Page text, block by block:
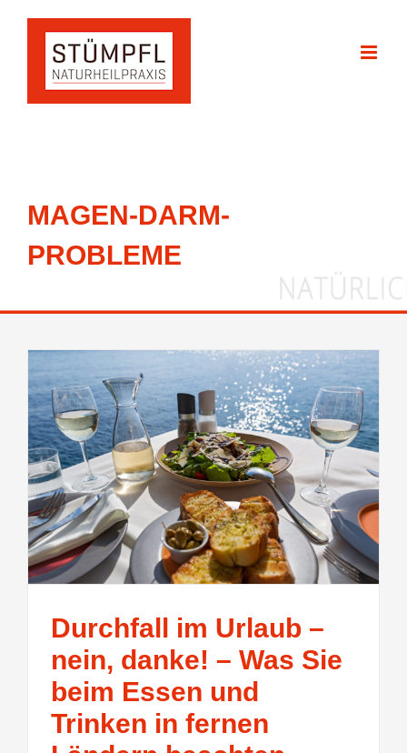
springen
MAGEN-DARM-
PROBLEME
Durchfall im Urlaub –
nein, danke! – Was Sie
beim Essen und
Trinken in fernen